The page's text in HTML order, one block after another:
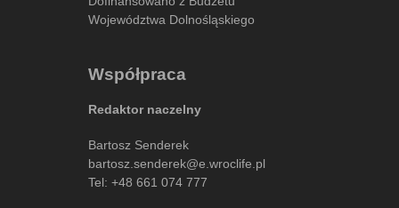
Województwa Dolnośląskiego
Współpraca
Redaktor naczelny
Bartosz Senderek
bartosz.senderek@e.wroclife.pl
Tel: +48 661 074 777